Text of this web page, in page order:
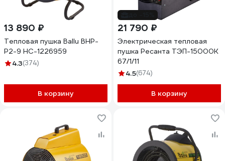
13 890 ₽
Тепловая пушка Ballu BHP-
P2-9 НС-1226959
4.3(374)
В корзину
21 790 ₽
Электрическая тепловая
пушка Ресанта ТЭП-15000К
67/1/11
4.5(674)
В корзину